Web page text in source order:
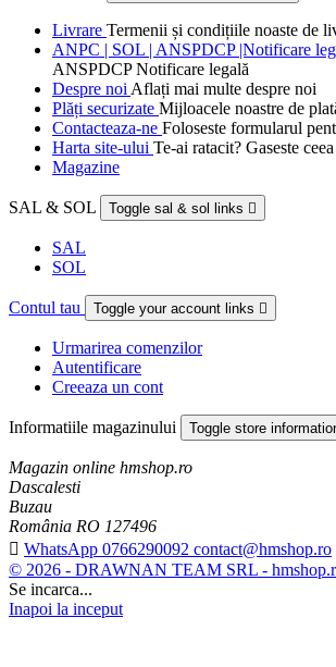
Livrare Termenii și condițiile noaste de
ANPC | SOL | ANSPDCP |Notificare
ANSPDCP Notificare legală
Despre noi Aflați mai multe despre noi
Plăți securizate Mijloacele noastre de
Contacteaza-ne Foloseste formularul
Harta site-ului Te-ai ratacit? Gaseste
Magazine
SAL & SOL Toggle sal & sol links 
SAL
SOL
Contul tau Toggle your account links 
Urmarirea comenzilor
Autentificare
Creeaza un cont
Informatiile magazinului Toggle store
Magazin online hmshop.ro
Dascalesti
Buzau
România RO 127496
 WhatsApp 0766290092 contact@hmshop.ro
© 2026 - DRAWNAN TEAM SRL -
Se incarca...
Inapoi la inceput